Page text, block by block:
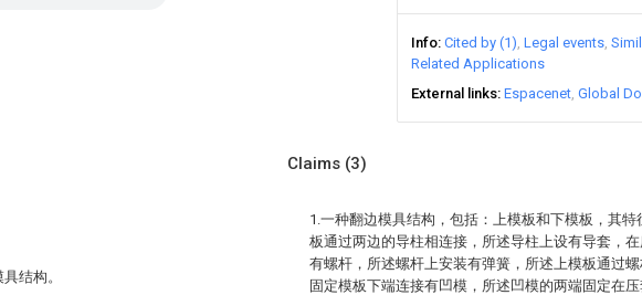
Info Cited by (1) Legal events
Related Applications
External links Espacenet Global
结构。
Claims (3)
1.一种翻边模具结构，包括：上模板和下模板，其
板通过两边的导柱相连接，所述导柱上设有导套，
有螺杆，所述螺杆上安装有弹簧，所述上模板通过
固定模板下端连接有凹模，所述凹模的两端固定在压